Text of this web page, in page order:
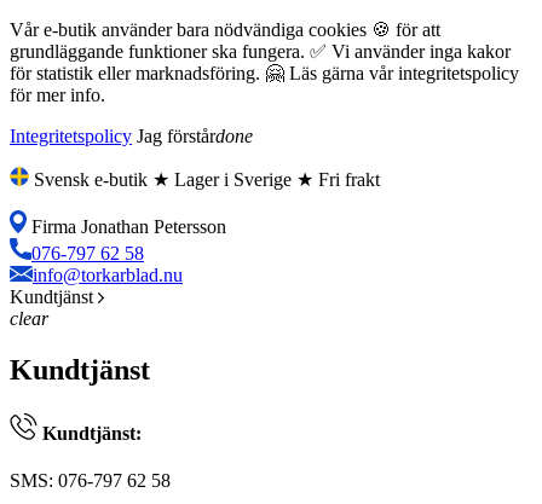
Vår e-butik använder bara nödvändiga cookies 🍪 för att
grundläggande funktioner ska fungera. ✅ Vi använder inga kakor
för statistik eller marknadsföring. 🤗 Läs gärna vår integritetspolicy
för mer info.
Integritetspolicy Jag förstårdone
Svensk e-butik ★ Lager i Sverige ★ Fri frakt
Firma Jonathan Petersson
076-797 62 58
info@torkarblad.nu
Kundtjänst
clear
Kundtjänst
Kundtjänst:
SMS: 076-797 62 58